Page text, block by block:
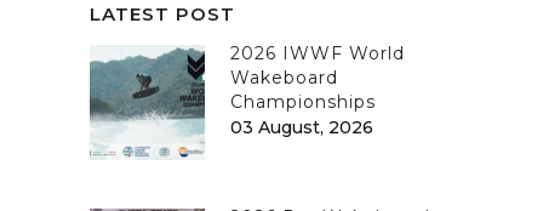
LATEST POST
2026 IWWF World
Wakeboard
Championships
03 August, 2026